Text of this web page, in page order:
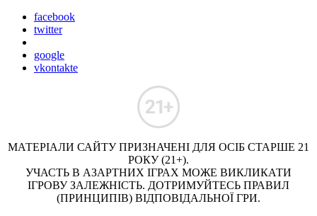
facebook
twitter
google
vkontakte
МАТЕРІАЛИ САЙТУ ПРИЗНАЧЕНІ ДЛЯ ОСІБ СТАРШЕ 21
РОКУ (21+).
УЧАСТЬ В АЗАРТНИХ ІГРАХ МОЖЕ ВИКЛИКАТИ
ІГРОВУ ЗАЛЕЖНІСТЬ. ДОТРИМУЙТЕСЬ ПРАВИЛ
(ПРИНЦИПІВ) ВІДПОВІДАЛЬНОЇ ГРИ.